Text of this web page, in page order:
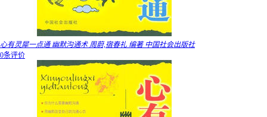
心有灵犀一点通 幽默沟通术 周蔚,宿春礼 编著 中国社会出版社
0条评价